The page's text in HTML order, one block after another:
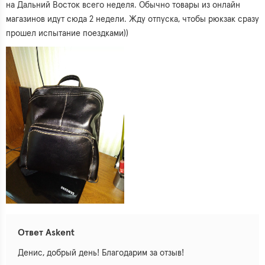
на Дальний Восток всего неделя. Обычно товары из онлайн
магазинов идут сюда 2 недели. Жду отпуска, чтобы рюкзак сразу
прошел испытание поездками))
Ответ Askent
Денис, добрый день! Благодарим за отзыв!